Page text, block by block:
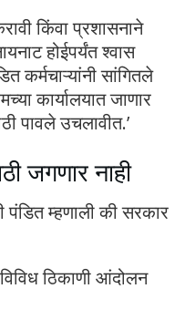
किंवा प्रशासनाने
होईपर्यंत श्वास
कर्मचाऱ्यांनी सांगितले
कार्यालयात जाणार
पावले उचलावीत.’
जगणार नाही
म्हणाली की सरकार
ठिकाणी आंदोलन